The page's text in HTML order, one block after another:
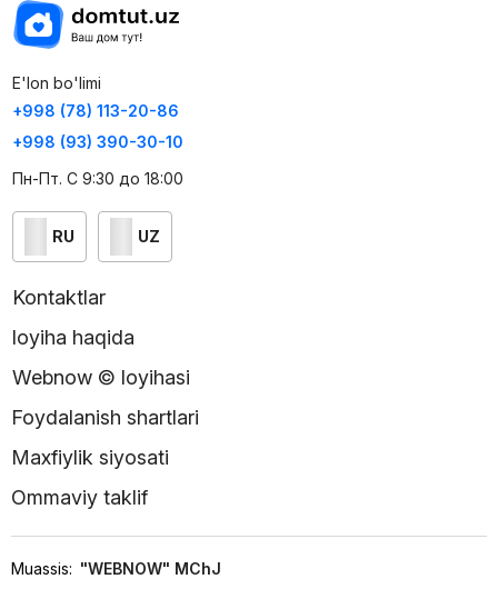
E'lon bo'limi
+998 (78) 113-20-86
+998 (93) 390-30-10
Пн-Пт. С 9:30 до 18:00
RU UZ
Kontaktlar
loyiha haqida
Webnow © loyihasi
Foydalanish shartlari
Maxfiylik siyosati
Ommaviy taklif
Muassis: "WEBNOW" MChJ